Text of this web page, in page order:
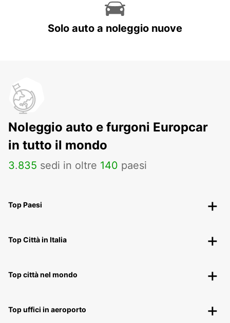
Solo auto a noleggio nuove
Noleggio auto e furgoni Europcar
in tutto il mondo
3.835 sedi in oltre 140 paesi
Top Paesi
Top Città in Italia
Top città nel mondo
Top uffici in aeroporto